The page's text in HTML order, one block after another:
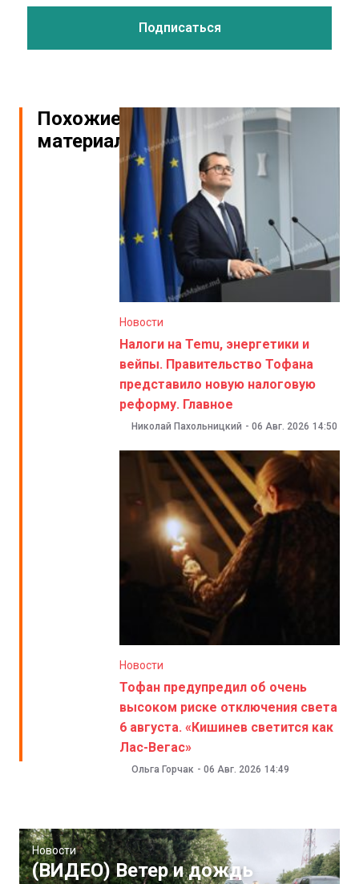
Похожие
материалы
Новости
Налоги на Temu, энергетики и
вейпы. Правительство Тофана
представило новую налоговую
реформу. Главное
Николай Пахольницкий - 06 Авг. 2026 14:50
Новости
Тофан предупредил об очень
высоком риске отключения света
6 августа. «Кишинев светится как
Лас-Вегас»
Ольга Горчак - 06 Авг. 2026 14:49
Новости
(ВИДЕО) Ветер и дождь